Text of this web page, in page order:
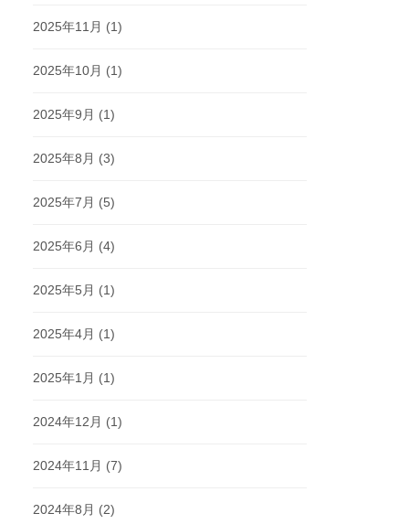
2025年11月 (1)
2025年10月 (1)
2025年9月 (1)
2025年8月 (3)
2025年7月 (5)
2025年6月 (4)
2025年5月 (1)
2025年4月 (1)
2025年1月 (1)
2024年12月 (1)
2024年11月 (7)
2024年8月 (2)